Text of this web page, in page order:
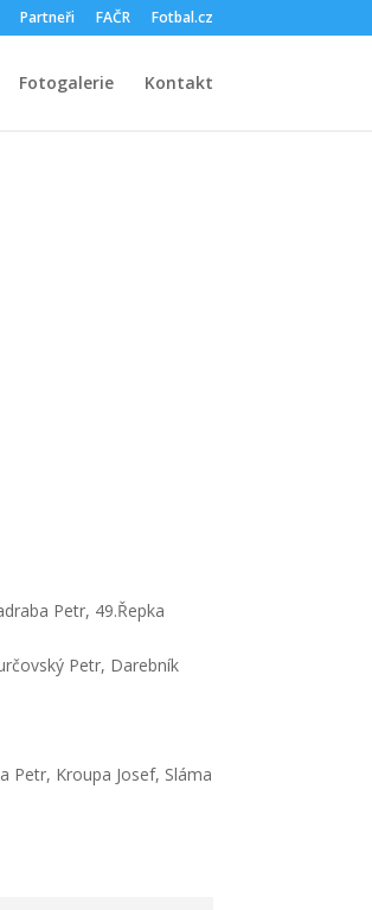
Partneři FAČR Fotbal.cz
Fotogalerie Kontakt
Petr, 49.Řepka
Petr, Darebník
Petr, Kroupa Josef, Sláma